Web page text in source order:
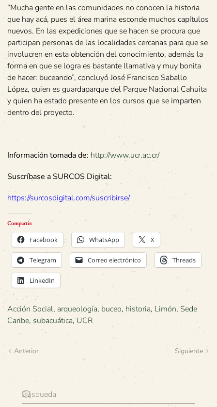
“Mucha gente en las comunidades no conocen la historia
que hay acá, pues el área marina esconde muchos capítulos
nuevos. En las expediciones que se hacen se procura que
participan personas de las localidades cercanas para que se
involucren en esta obtención del conocimiento, además la
forma en que se logra es bastante llamativa y muy bonita
de hacer: buceando”, concluyó José Francisco Saballo
López, quien es guardaparque del Parque Nacional Cahuita
y quien ha estado presente en los cursos que se imparten
dentro del proyecto.
Información tomada de: http://www.ucr.ac.cr/
Suscríbase a SURCOS Digital:
https://surcosdigital.com/suscribirse/
Compartir:
Facebook WhatsApp X
Telegram Correo electrónico Threads
LinkedIn
Acción Social, arqueología, buceo, historia, Limón,Sede
Caribe, subacuática,UCR
Anterior Siguiente